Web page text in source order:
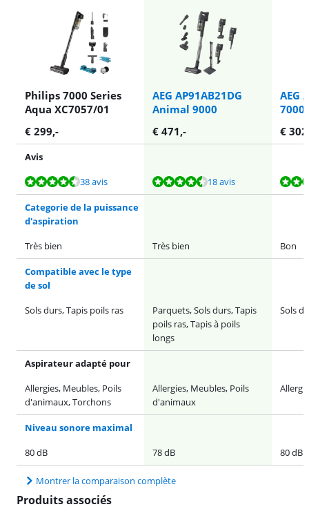
Philips 7000 Series
Aqua XC7057/01
AEG AP91AB21DG
Animal 9000
AEG
7000
€ 299,- € 471,- € 302
Avis
La note est de 8,6 sur 10, basée sur 38 avis.
38 avis
La note est de 8,7 sur 10, basée sur 18 avis. 18 avis
La note est de 8,6 sur 10, basée sur 30 avis.
La note est de 9,0 sur 10, basée sur 45 avis.
La note est de 8,6 sur 10, basée sur 200 avis.
Categorie de la puissance
d'aspiration
Très bien
Très bien Bon
Compatible avec le type
de sol
Sols durs, Tapis poils ras
Parquets, Sols durs, Tapis
poils ras, Tapis à poils
longs
Sols
Aspirateur adapté pour
Allergies, Meubles, Poils
d'animaux, Torchons
Allergies, Meubles, Poils
d'animaux
Niveau sonore maximal
80 dB
78 dB 80 dB
Montrer la comparaison complète
Produits associés